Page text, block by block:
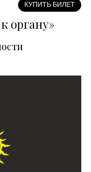
КУПИТЬ БИЛЕТ
органу»